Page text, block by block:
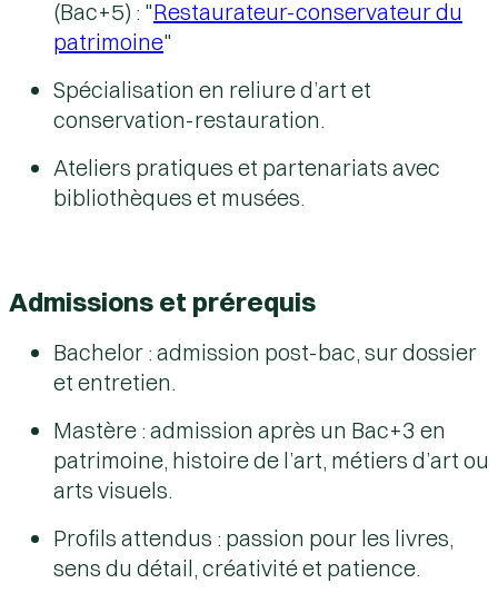
(Bac+5) : "Restaurateur-conservateur du
patrimoine"
Spécialisation en reliure d’art et
conservation-restauration.
Ateliers pratiques et partenariats avec
bibliothèques et musées.
Admissions et prérequis
Bachelor : admission post-bac, sur dossier
et entretien.
Mastère : admission après un Bac+3 en
patrimoine, histoire de l’art, métiers d’art ou
arts visuels.
Profils attendus : passion pour les livres,
sens du détail, créativité et patience.